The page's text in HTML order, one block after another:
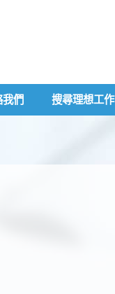
們 搜尋理想工作